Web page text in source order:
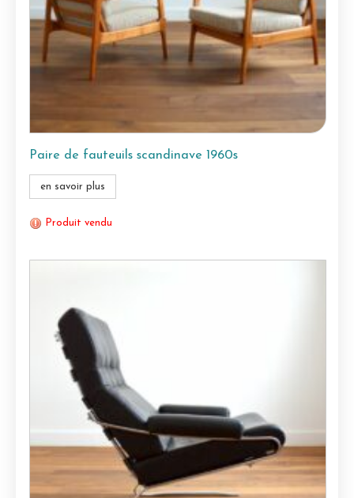
Paire de fauteuils scandinave 1960s
en savoir plus
Produit vendu